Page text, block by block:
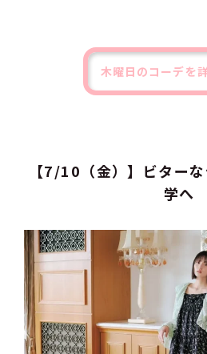
木曜日のコーデを
【7/10（金）】ビター
学へ